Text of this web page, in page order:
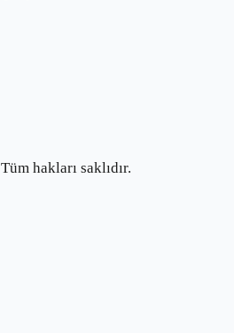
Tüm hakları saklıdır.